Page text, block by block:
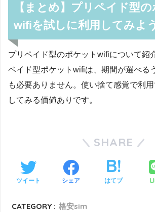
【まとめ】プリペイド型
wifiを試しに利用してみよう
プリペイド型のポケットwifiについて紹
ペイド型ポケットwifiは、期間が選べる
も必要ありません。使い捨て感覚で利
してみる価値ありです。
SHARE
ツイート シェア はてブ
CATEGORY : 格安sim